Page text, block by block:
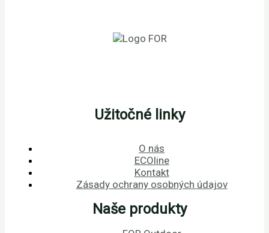
Užitočné linky
O nás
ECOline
Kontakt
Zásady ochrany osobných údajov
Naše produkty